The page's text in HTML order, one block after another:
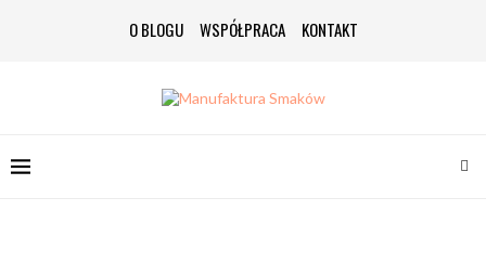
O BLOGU WSPÓŁPRACA KONTAKT